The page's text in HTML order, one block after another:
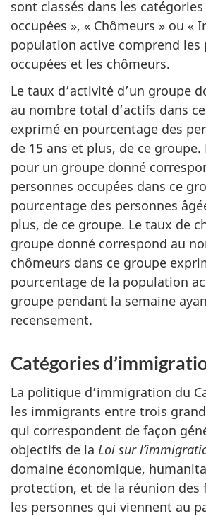
sont classés dans les catégories
occupées », « Chômeurs » ou «
population active comprend les
occupées et les chômeurs.
Le taux d’activité d’un groupe
au nombre total d’actifs dans
exprimé en pourcentage des
de 15 ans et plus, de ce groupe.
pour un groupe donné
personnes occupées dans ce
pourcentage des personnes
plus, de ce groupe. Le taux de
groupe donné correspond au
chômeurs dans ce groupe
pourcentage de la population
groupe pendant la semaine
recensement.
Catégories
La politique d’immigration du
les immigrants entre trois
qui correspondent de façon
objectifs de la Loi sur
domaine économique,
protection, et de la réunion des
les personnes qui viennent au